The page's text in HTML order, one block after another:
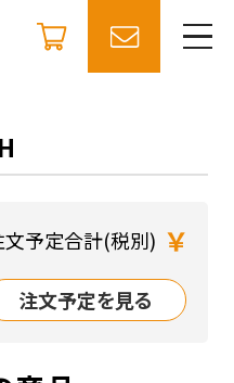
文予定合計(税別) ￥
注文予定を見る